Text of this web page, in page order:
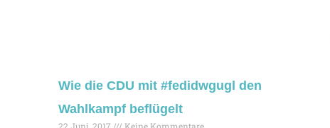
Wie die CDU mit #fedidwgugl den
Wahlkampf beflügelt